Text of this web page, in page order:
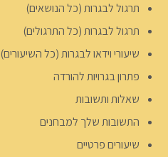
תרגול לבגרות (כל הנושאים)
תרגול לבגרות (כל התרגולים)
שיעורי וידאו לבגרות (כל השיעורים)
פתרון בגרויות להורדה
שאלות ותשובות
התשובות שלך למבחנים
שיעורים פרטיים